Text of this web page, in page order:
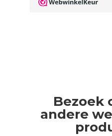
Bezoek
andere